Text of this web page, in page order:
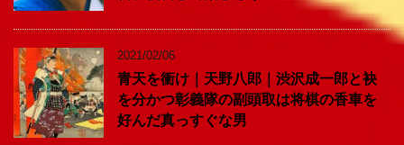
2021/02/06
青天を衝け｜天野八郎｜渋沢成一郎と袂
を分かつ彰義隊の副頭取は将棋の香車を
好んだ真っすぐな男